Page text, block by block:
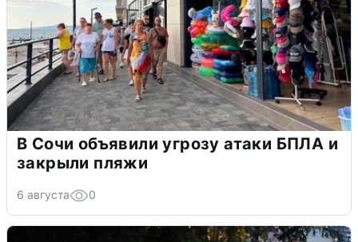
В Сочи объявили угрозу атаки БПЛА и
закрыли пляжи
6 августа 0